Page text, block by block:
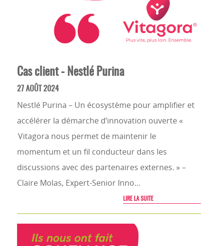
Cas client - Nestlé Purina
27 AOÛT 2024
Nestlé Purina – Un écosystème pour amplifier et
accélérer la démarche d’innovation ouverte «
Vitagora nous permet de maintenir le
momentum et un fil conducteur dans les
discussions avec des partenaires externes. » –
Claire Molas, Expert-Senior Inno…
LIRE LA SUITE